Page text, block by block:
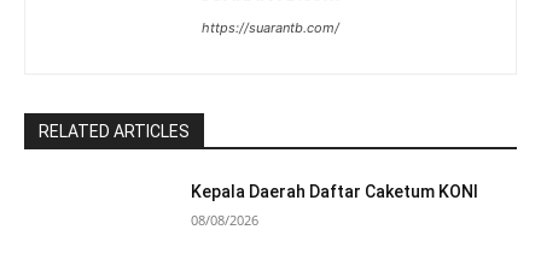
https://suarantb.com/
RELATED ARTICLES
Kepala Daerah Daftar Caketum KONI
08/08/2026